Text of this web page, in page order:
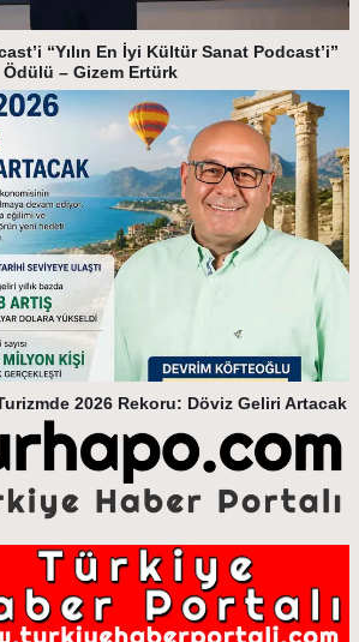
“Yılın En İyi Kültür Sanat Podcast’i”
Ödülü – Gizem Ertürk
2026 Rekoru: Döviz Geliri Artacak